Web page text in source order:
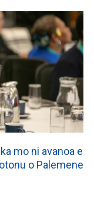
mo ni avanoa e
o Palemene